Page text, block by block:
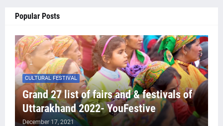
Popular Posts
CULTURAL FESTIVAL
Grand 27 list of fairs and & festivals of
Uttarakhand 2022- YouFestive
December 17, 2021